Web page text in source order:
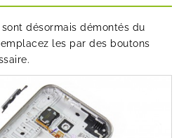
sont désormais démontés du
les par des boutons